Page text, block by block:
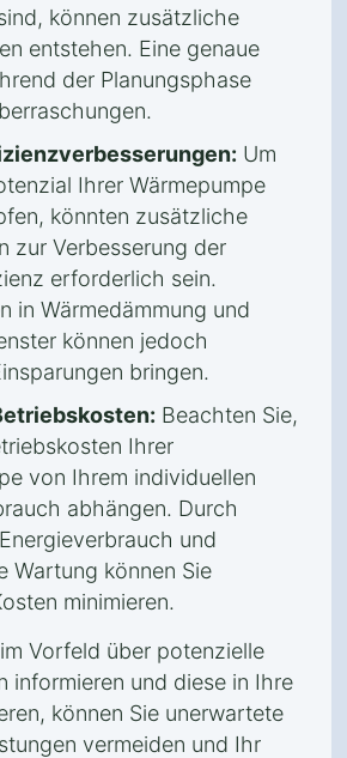
können zusätzliche
entstehen. Eine genaue
der Planungsphase
Um
Ihrer Wärmepumpe
könnten zusätzliche
zur Verbesserung der
erforderlich sein.
in Wärmedämmung und
können jedoch
bringen.
Beachten Sie,
Ihrer
von Ihrem individuellen
abhängen. Durch
und
Wartung können Sie
minimieren.
Vorfeld über potenzielle
informieren und diese in Ihre
können Sie unerwartete
vermeiden und Ihr